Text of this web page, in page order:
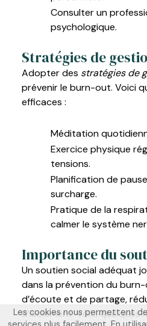
Consulter un
psychologique.
Stratégies de
Adopter des stratégies de
prévenir le burn-out. Voici
efficaces :
Méditation
Exercice physique
tensions.
Planification de
surcharge.
Pratique de la
calmer le système
Importance du
Un soutien social adéquat
dans la prévention du
d’écoute et de partage,
d’isolement. Voici quelques
Les cookies nous permettent